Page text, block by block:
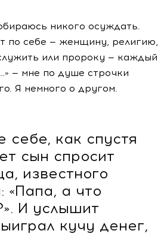
никого осуждать.
по себе — женщину, религию,
или пророку — каждый
— мне по душе строчки
Я немного о другом.
себе, как спустя
сын спросит
известного
«Папа, а что
И услышит
кучу денег,